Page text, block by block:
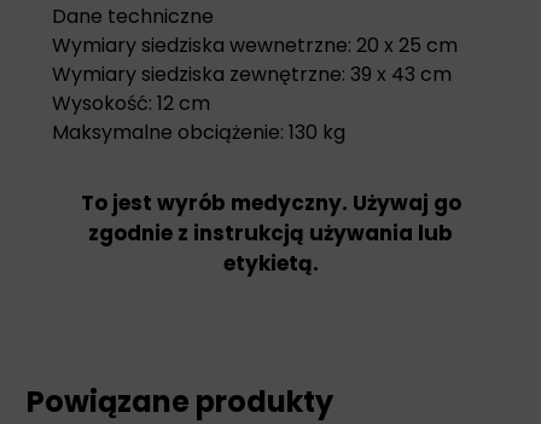
Dane techniczne
Wymiary siedziska wewnetrzne: 20 x 25 cm
Wymiary siedziska zewnętrzne: 39 x 43 cm
Wysokość: 12 cm
Maksymalne obciążenie: 130 kg
To jest wyrób medyczny. Używaj go
zgodnie z instrukcją używania lub
etykietą.
Powiązane produkty